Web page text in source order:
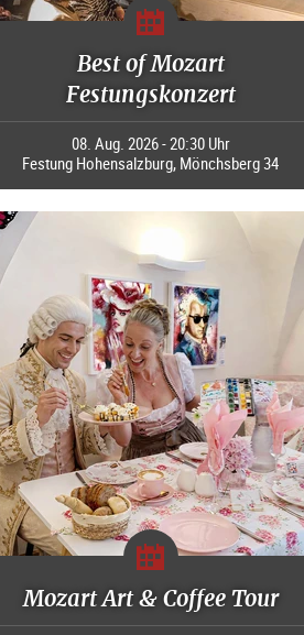
Best of Mozart
Festungskonzert
08. Aug. 2026 - 20:30 Uhr
Festung Hohensalzburg, Mönchsberg 34
Mozart Art & Coffee Tour